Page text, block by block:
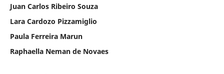
Juan Carlos Ribeiro Souza
Lara Cardozo Pizzamiglio
Paula Ferreira Marun
Raphaella Neman de Novaes